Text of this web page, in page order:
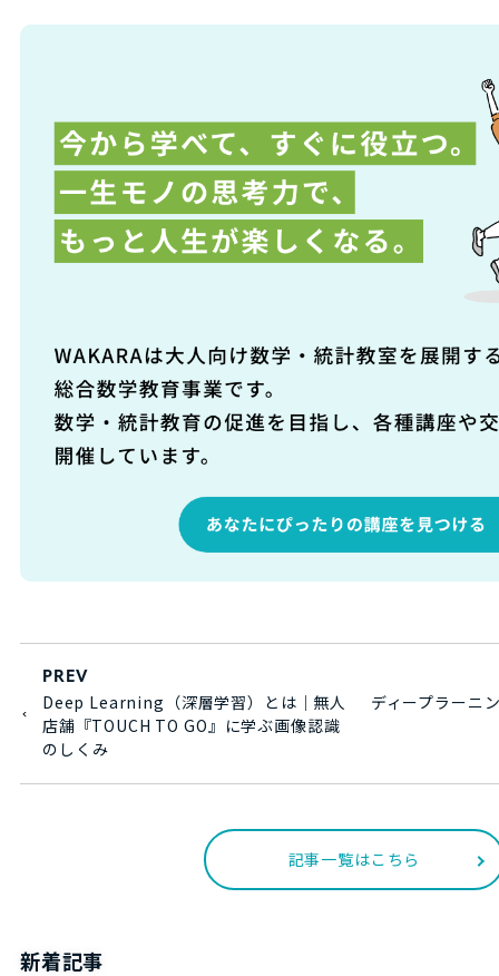
PREV
Deep Learning（深層学習）とは｜無人
店舗『TOUCH TO GO』に学ぶ画像認識
のしくみ
ディープラーニ
記事一覧はこちら
新着記事